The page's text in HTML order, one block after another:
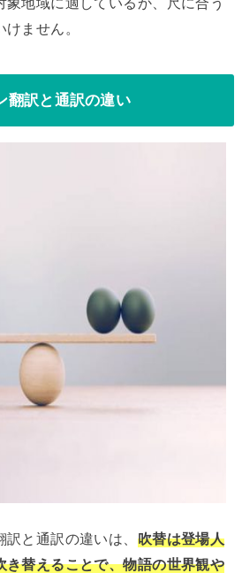
ません。
翻訳と通訳の違い
と通訳の違いは、 吹替は登場人
き替えることで、物語の世界観や